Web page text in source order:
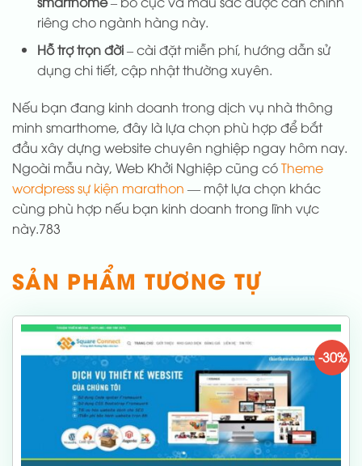
riêng cho ngành hàng này.
Hỗ trợ trọn đời– cài đặt miễn phí, hướng dẫn sử
dụng chi tiết, cập nhật thường xuyên.
Nếu bạn đang kinh doanh trong dịch vụ nhà thông
minh smarthome, đây là lựa chọn phù hợp để bắt
đầu xây dựng website chuyên nghiệp ngay hôm nay.
Ngoài mẫu này, Web Khởi Nghiệp cũng cóTheme
wordpress sự kiện marathon — một lựa chọn khác
cùng phù hợp nếu bạn kinh doanh trong lĩnh vực
này.783
SẢN PHẨM TƯƠNG TỰ
-30%